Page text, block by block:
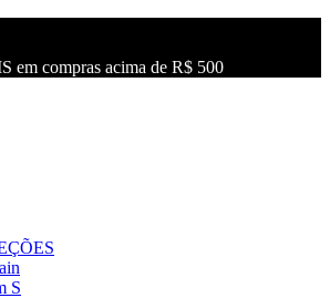
em compras acima de R$ 500
S